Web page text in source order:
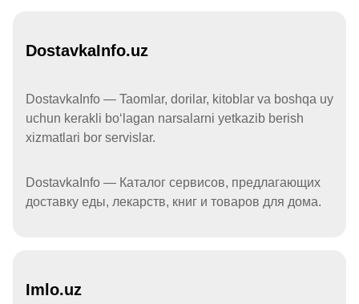
DostavkaInfo.uz
DostavkaInfo — Taomlar, dorilar, kitoblar va boshqa uy
uchun kerakli boʻlagan narsalarni yetkazib berish
xizmatlari bor servislar.
DostavkaInfo — Каталог сервисов, предлагающих
доставку еды, лекарств, книг и товаров для дома.
Imlo.uz